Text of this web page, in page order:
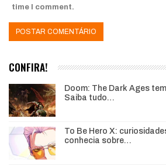
time I comment.
CONFIRA!
Doom: The Dark Ages
Saiba tudo…
To Be Hero X:
conhecia sobre…